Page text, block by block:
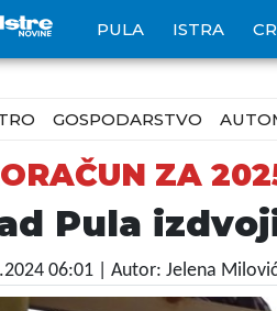
PULA ISTRA
GOSPODARSTVO
ZA
Pula
06:01 | Autor: Jelena Milović